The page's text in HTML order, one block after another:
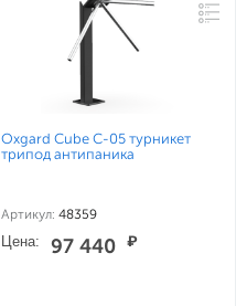
Oxgard Cube C-05 турникет
трипод антипаника
Артикул: 48359
Цена: 97 440 ₽